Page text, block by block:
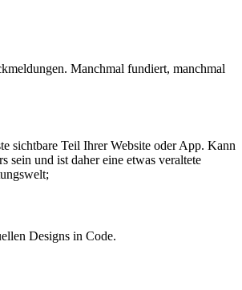
Manchmal fundiert, manchmal
sichtbare Teil Ihrer Website oder App. Kann
sein und ist daher eine etwas veraltete
Designs in Code.